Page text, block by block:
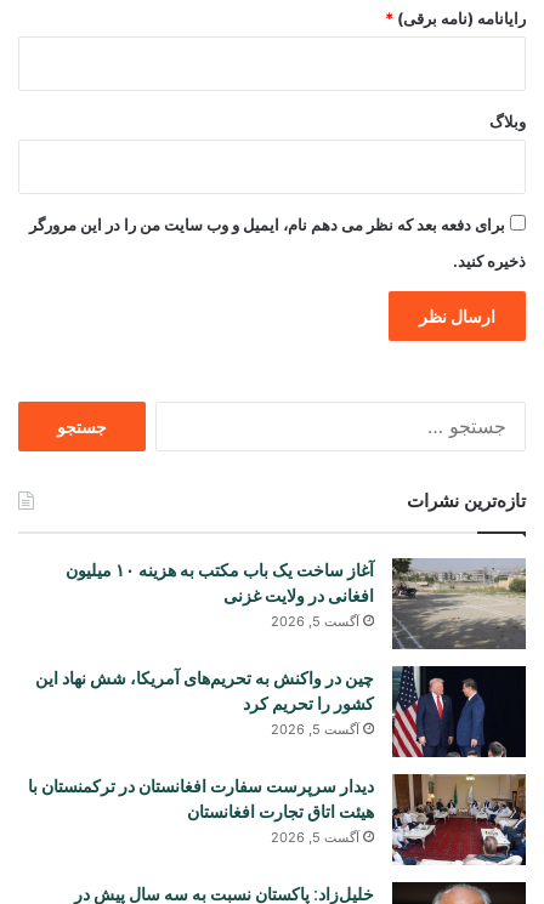
رایانامه (نامه برقی) *
وبلاگ
برای دفعه بعد که نظر می دهم نام، ایمیل و وب سایت من را در این مرورگر
ذخیره کنید.
تازه‌ترین نشرات
آغاز ساخت یک باب مکتب به هزینه ۱۰ میلیون
افغانی در ولایت غزنی
آگست 5, 2026
چین در واکنش به تحریم‌های آمریکا، شش نهاد این
کشور را تحریم کرد
آگست 5, 2026
دیدار سرپرست سفارت افغانستان در ترکمنستان با
هیئت اتاق تجارت افغانستان
آگست 5, 2026
خلیل‌زاد: پاکستان نسبت به سه سال پیش در